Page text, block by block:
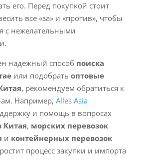
его. Перед покупкой стоит
все «за» и «против», чтобы
с нежелательными
надежный способ поиска
или подобрать оптовые
, рекомендуем обратиться к
Например, Alles Asia
и помощь в вопросах
Китая, морских перевозок
и контейнерных перевозок
процесс закупки и импорта